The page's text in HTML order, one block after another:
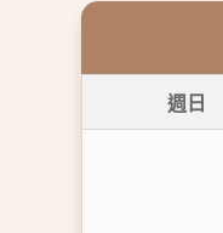
週日